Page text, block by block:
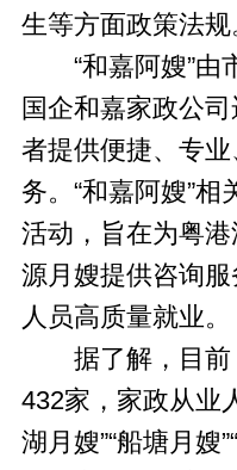
生等方面政策法规
“和嘉阿嫂”由
国企和嘉家政公
者提供便捷、专
务。“和嘉阿嫂”
活动，旨在为粤
源月嫂提供咨询
人员高质量就业。
据了解，目前
432家，家政从业
湖月嫂”“船塘月嫂